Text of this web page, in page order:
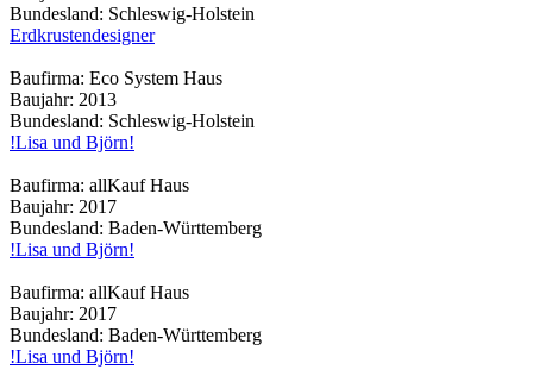
Bundesland: Schleswig-Holstein
Erdkrustendesigner
Baufirma: Eco System Haus
Baujahr: 2013
Bundesland: Schleswig-Holstein
!Lisa und Björn!
Baufirma: allKauf Haus
Baujahr: 2017
Bundesland: Baden-Württemberg
!Lisa und Björn!
Baufirma: allKauf Haus
Baujahr: 2017
Bundesland: Baden-Württemberg
!Lisa und Björn!